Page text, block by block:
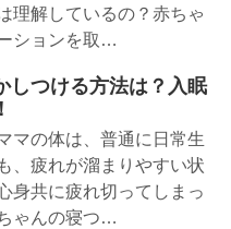
理解しているの？赤ちゃ
ションを取…
しつける方法は？入眠
マの体は、普通に日常生
、疲れが溜まりやすい状
身共に疲れ切ってしまっ
ゃんの寝つ…